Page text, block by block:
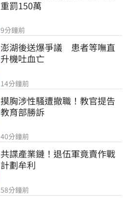
重罰150萬
9分鐘前
澎湖後送爆爭議　患者等嘸直
升機吐血亡
14分鐘前
摸胸涉性騷遭撤職！教官提告
教育部勝訴
40分鐘前
共諜產業鏈！退伍軍竟賣作戰
計劃牟利
58分鐘前